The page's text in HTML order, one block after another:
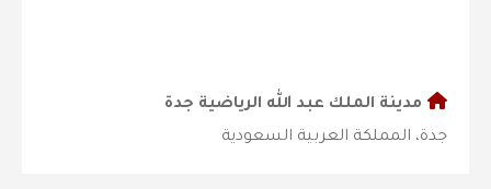
مدينة الملك عبد الله الرياضية جدة
جدة، المملكة العربية السعودية